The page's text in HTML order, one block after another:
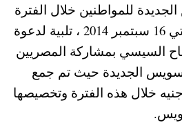
للمواطنين خلال الفترة
من 4 سبتمبر 2014 وحتي 16 سبتمبر 2014 ، تلبية لدعوة
السيسي بمشاركة المصريين
الجديدة حيث تم جمع
من 64 مليار جنيه خلال هذه الفترة وتخصيصها